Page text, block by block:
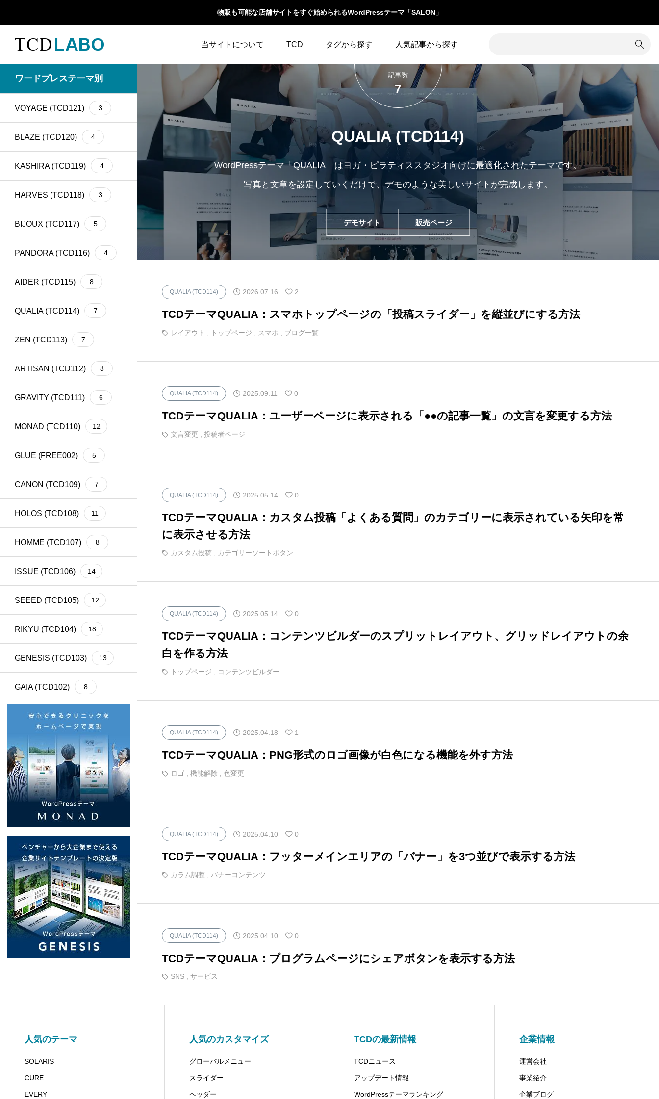
物販も可能な店舗サイトをすぐ始められるWordPressテーマ「SALON」
当サイトについて TCD タグから探す 人気記事から探す
Google Map 20
Gutenberg 6
14
meta description 21
39
5
30
SNSアイコン 2
TCDクラシックエデ
Webフォント 6
1
WooCommerce
YouTube 23
アイキャッチ 86
アイコン
アクセス 3
32
6
イベント一覧
ウィジェット 34
エスケープ 16
カスタム投稿タイプ 1
カテゴリーソートボ
タン
4
カテゴリー指定 13
8
カラム調整 31
カレンダー 3
クイックタグ
クチコミ 5
76
コピーライト
コメント
コンテンツ追加
サイト名
TCD LABOとは
TCDテーマ一覧
ファイルの編集方法
WordPressテーマ比較
人気ランキング
アップデート情報
よくあるご質問
ワードプレステーマ別
VOYAGE (TCD121) 3
BLAZE (TCD120) 4
KASHIRA (TCD119) 4
HARVES (TCD118) 3
BIJOUX (TCD117) 5
PANDORA (TCD116) 4
AIDER (TCD115) 8
QUALIA (TCD114) 7
ZEN (TCD113) 7
ARTISAN (TCD112) 8
GRAVITY (TCD111) 6
MONAD (TCD110) 12
GLUE (FREE002) 5
CANON (TCD109) 7
HOLOS (TCD108) 11
HOMME (TCD107) 8
ISSUE (TCD106) 14
SEEED (TCD105) 12
RIKYU (TCD104) 18
GENESIS (TCD103) 13
GAIA (TCD102) 8
Cherie (TCD101) 4
BASARA (TCD100) 13
REHUB (TCD099) 21
SHIPS (TCD098) 6
SERUM (TCD096) 13
PORTAL (TCD095) 5
Beyond (TCD094) 7
NULL (BIZ002) 5
Ankle (TCD092) 14
TENJIKU (TCD091)
CODE. (TCD090)
QUADRA (BIZ001)
QUALIA (TCD114)
WordPressテーマ「QUALIA」はヨガ・ピラティススタジオ向けに最適化されたテーマです。
写真と文章を設定していくだけで、デモのような美しいサイトが完成します。
デモサイト 販売ページ
記事数
7
QUALIA (TCD114) 2026.07.16 2
TCDテーマQUALIA：スマホトップページの「投稿スライダー」を縦並びにする方法
レイアウト トップページ スマホ ブログ一覧
QUALIA (TCD114) 2025.09.11 0
TCDテーマQUALIA：ユーザーページに表示される「●●の記事一覧」の文言を変更する方法
文言変更 投稿者ページ
QUALIA (TCD114) 2025.05.14 0
TCDテーマQUALIA：カスタム投稿「よくある質問」のカテゴリーに表示されている矢印を常
に表示させる方法
カスタム投稿 カテゴリーソートボタン
QUALIA (TCD114) 2025.05.14 0
TCDテーマQUALIA：コンテンツビルダーのスプリットレイアウト、グリッドレイアウトの余
白を作る方法
トップページ コンテンツビルダー
QUALIA (TCD114) 2025.04.18 1
TCDテーマQUALIA：PNG形式のロゴ画像が白色になる機能を外す方法
ロゴ 機能解除 色変更
QUALIA (TCD114) 2025.04.10 0
TCDテーマQUALIA：フッターメインエリアの「バナー」を3つ並びで表示する方法
カラム調整 バナーコンテンツ
QUALIA (TCD114) 2025.04.10 0
TCDテーマQUALIA：プログラムページにシェアボタンを表示する方法
SNS サービス
人気のテーマ
SOLARIS
CURE
EVERY
人気のカスタマイズ
グローバルメニュー
スライダー
ヘッダー
TCDの最新情報
TCDニュース
アップデート情報
WordPressテーマランキング
企業情報
運営会社
事業紹介
企業ブログ